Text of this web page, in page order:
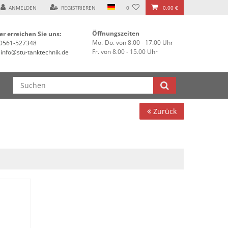
ANMELDEN REGISTRIEREN 0 0,00 €
erreichen Sie uns:
527348
info@stu-tanktechnik.de
Öffnungszeiten
Mo.-Do. von 8.00 - 17.00 Uhr
Fr. von 8.00 - 15.00 Uhr
Zurück